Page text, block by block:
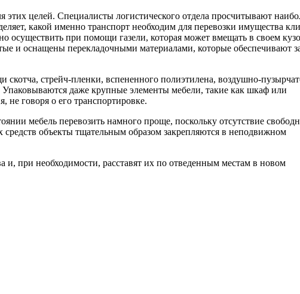
целей. Специалисты логистического отдела просчитывают
какой именно транспорт необходим для перевозки имущества
осуществить при помощи газели, которая может вмещать в своем
и оснащены перекладочными материалами, которые обеспечивают
стрейч-пленки, вспененного полиэтилена, воздушно-
даже крупные элементы мебели, такие как шкаф или
не говоря о его транспортировке.
мебель перевозить намного проще, поскольку отсутствие
объекты тщательным образом закрепляются в неподвижном
при необходимости, расставят их по отведенным местам в новом